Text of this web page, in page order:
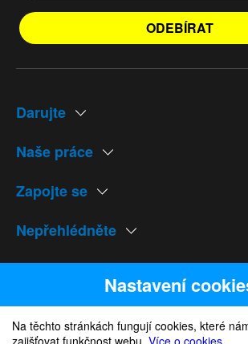
ODEBÍRAT
Darujte
Naše práce
Zapojte se
Nepřehlédněte
Naše weby
Nastavení
Na těchto stránkách fungují cookies, které
zajišťovat funkčnost webu. Více o cookies